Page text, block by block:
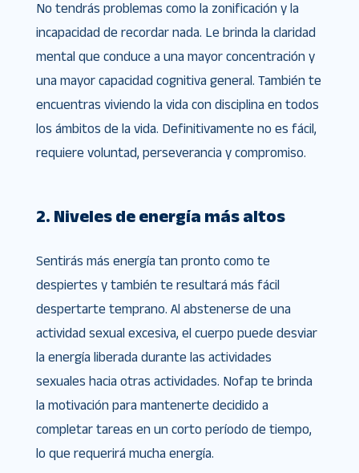
No tendrás problemas como la zonificación y la
incapacidad de recordar nada. Le brinda la claridad
mental que conduce a una mayor concentración y
una mayor capacidad cognitiva general. También te
encuentras viviendo la vida con disciplina en todos
los ámbitos de la vida. Definitivamente no es fácil,
requiere voluntad, perseverancia y compromiso.
2. Niveles de energía más altos
Sentirás más energía tan pronto como te
despiertes y también te resultará más fácil
despertarte temprano. Al abstenerse de una
actividad sexual excesiva, el cuerpo puede desviar
la energía liberada durante las actividades
sexuales hacia otras actividades. Nofap te brinda
la motivación para mantenerte decidido a
completar tareas en un corto período de tiempo,
lo que requerirá mucha energía.